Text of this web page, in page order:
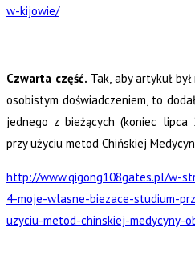
w-kijowie/
Czwarta część. Tak, aby artykuł
osobistym doświadczeniem, to
jednego z bieżących (koniec lipca
przy użyciu metod Chińskiej
http://www.qigong108gates.pl/w-
4-moje-wlasne-biezace-studium-
uzyciu-metod-chinskiej-medycyny-